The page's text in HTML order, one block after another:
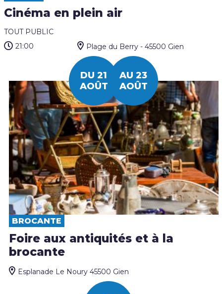
Cinéma en plein air
TOUT PUBLIC
21:00
Plage du Berry - 45500 Gien
DU 21
AOÛT
AU 23
AOÛT
BROCANTE
Foire aux antiquités et à la
brocante
Esplanade Le Noury 45500 Gien